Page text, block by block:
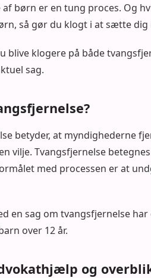
børn er en tung proces. Og
så gør du klogt i at sætte
blive klogere på både
sag.
betyder, at myndighederne
vilje. Tvangsfjernelse
med processen er at
en sag om tvangsfjernelse
over 12 år.
og